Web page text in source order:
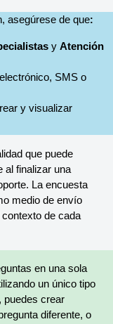
asegúrese de que:
y Atención
SMS o
y visualizar
que puede
al finalizar una
La encuesta
medio de envío
de cada
en una sola
un único tipo
puedes crear
diferente, o